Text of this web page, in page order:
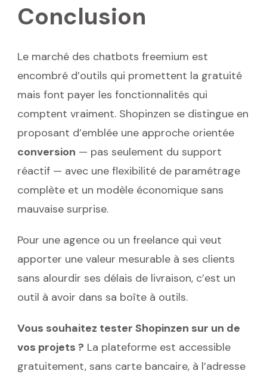
Conclusion
Le marché des chatbots freemium est
encombré d’outils qui promettent la gratuité
mais font payer les fonctionnalités qui
comptent vraiment. Shopinzen se distingue en
proposant d’emblée une approche orientée
conversion — pas seulement du support
réactif — avec une flexibilité de paramétrage
complète et un modèle économique sans
mauvaise surprise.
Pour une agence ou un freelance qui veut
apporter une valeur mesurable à ses clients
sans alourdir ses délais de livraison, c’est un
outil à avoir dans sa boîte à outils.
Vous souhaitez tester Shopinzen sur un de
vos projets ? La plateforme est accessible
gratuitement, sans carte bancaire, à l’adresse